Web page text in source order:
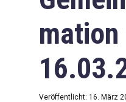
Gemeindeamt
Gemeinderat
Bildung
Vereine
mation
Veröffentlicht: 16. März